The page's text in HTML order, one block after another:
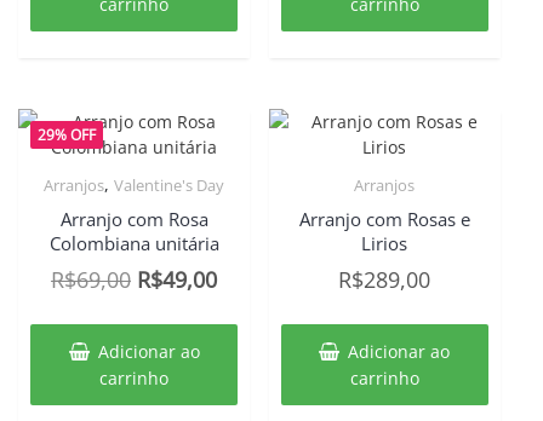
R$360,00.R$299,00.
carrinho
carrinho
29% OFF
Arranjos,Valentine's Day
Arranjo com Rosa
Colombiana unitária
R$69,00 O
original
era:
R$69,00.
R$49,00O
R$49,00.
Adicionar ao
carrinho
Arranjos
Arranjo com Rosas e
Lirios
R$289,00
Adicionar ao
carrinho